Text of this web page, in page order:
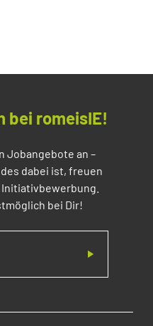
bei romeisIE!
Jobangebote an –
dabei ist, freuen
bei Dir!